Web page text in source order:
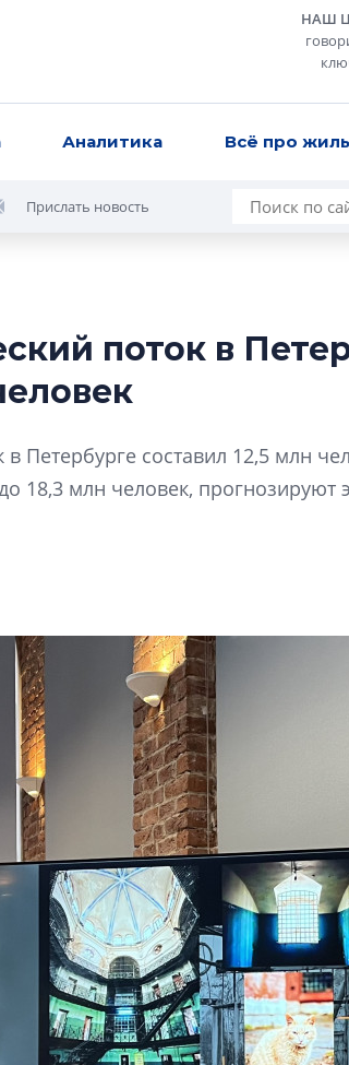
НАШ
Аналитика Всё про
Прислать новость
поток в
Петербурге составил 12,5 млн
18,3 млн человек, прогнозируют